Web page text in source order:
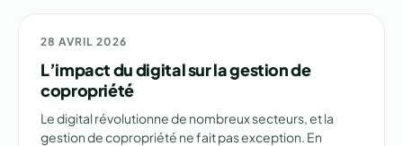
💰 GESTION
28 AVRIL 2026
L’impact du digital sur la gestion de
copropriété
Le digital révolutionne de nombreux secteurs, et la
gestion de copropriété ne fait pas exception. En